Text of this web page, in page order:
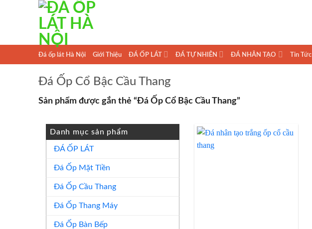
Đá ốp lát Hà Nội Giới Thiệu ĐÁ ỐP LÁT ĐÁ TỰ NHIÊN ĐÁ NHÂN TẠO Tin Tức
Đá Ốp Cổ Bậc Cầu Thang
Sản phẩm được gắn thẻ “Đá Ốp Cổ Bậc Cầu Thang”
Danh mục sản phẩm
ĐÁ ỐP LÁT
Đá Ốp Mặt Tiền
Đá Ốp Cầu Thang
Đá Ốp Thang Máy
Đá Ốp Bàn Bếp